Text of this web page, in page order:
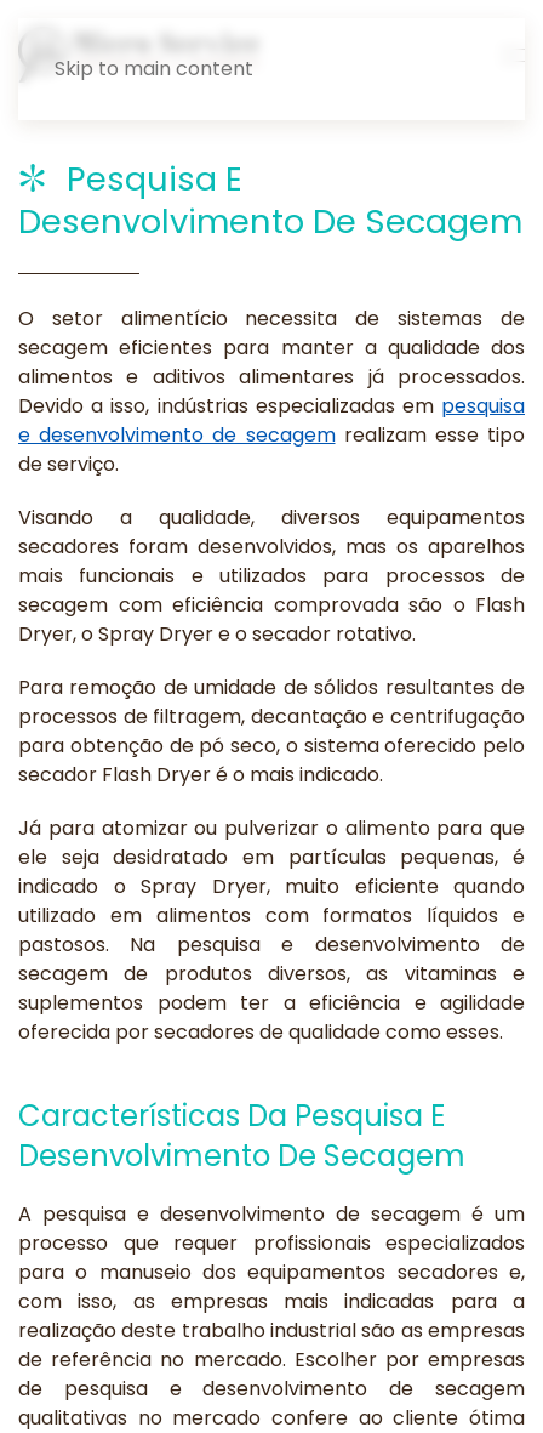
Skip to main content
Pesquisa E
Desenvolvimento De Secagem
O setor alimentício necessita de sistemas de
secagem eficientes para manter a qualidade dos
alimentos e aditivos alimentares já processados.
Devido a isso, indústrias especializadas em pesquisa
e desenvolvimento de secagemrealizam esse tipo
de serviço.
Visando a qualidade, diversos equipamentos
secadores foram desenvolvidos, mas os aparelhos
mais funcionais e utilizados para processos de
secagem com eficiência comprovada são o Flash
Dryer, o Spray Dryer e o secador rotativo.
Para remoção de umidade de sólidos resultantes de
processos de filtragem, decantação e centrifugação
para obtenção de pó seco, o sistema oferecido pelo
secador Flash Dryer é o mais indicado.
Já para atomizar ou pulverizar o alimento para que
ele seja desidratado em partículas pequenas, é
indicado o Spray Dryer, muito eficiente quando
utilizado em alimentos com formatos líquidos e
pastosos. Na pesquisa e desenvolvimento de
secagem de produtos diversos, as vitaminas e
suplementos podem ter a eficiência e agilidade
oferecida por secadores de qualidade como esses.
Características Da Pesquisa E
Desenvolvimento De Secagem
A pesquisa e desenvolvimento de secagem é um
processo que requer profissionais especializados
para o manuseio dos equipamentos secadores e,
com isso, as empresas mais indicadas para a
realização deste trabalho industrial são as empresas
de referência no mercado. Escolher por empresas
de pesquisa e desenvolvimento de secagem
qualitativas no mercado confere ao cliente ótima